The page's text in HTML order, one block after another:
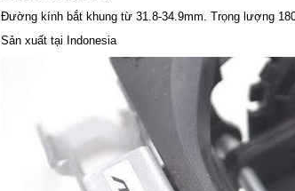
Đường kính bắt khung từ 31.8-34.9mm. Trọng lượng
Sản xuất tại Indonesia